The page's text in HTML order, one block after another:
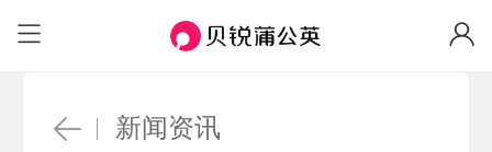
联机游戏
工业物联
固定IP、便捷访问
加速传输、随心分配
新闻资讯